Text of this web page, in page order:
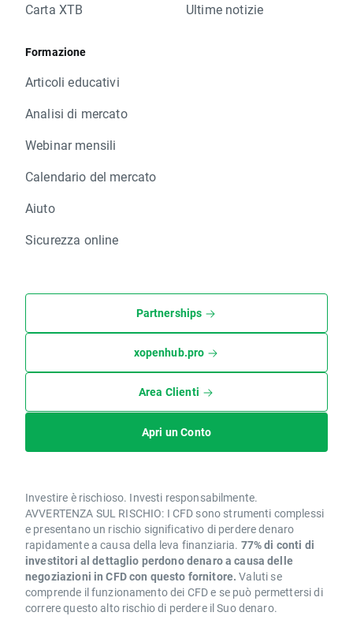
Carta XTB
Formazione
Articoli educativi
Analisi di mercato
Webinar mensili
Calendario del mercato
Aiuto
Sicurezza online
Ultime notizie
Partnerships
xopenhub.pro
Area Clienti
Apri un Conto
Investire è rischioso. Investi responsabilmente.
AVVERTENZA SUL RISCHIO: I CFD sono strumenti complessi
e presentano un rischio significativo di perdere denaro
rapidamente a causa della leva finanziaria. 77% di conti di
investitori al dettaglio perdono denaro a causa delle
negoziazioni in CFD con questo fornitore. Valuti se
comprende il funzionamento dei CFD e se può permettersi di
correre questo alto rischio di perdere il Suo denaro.